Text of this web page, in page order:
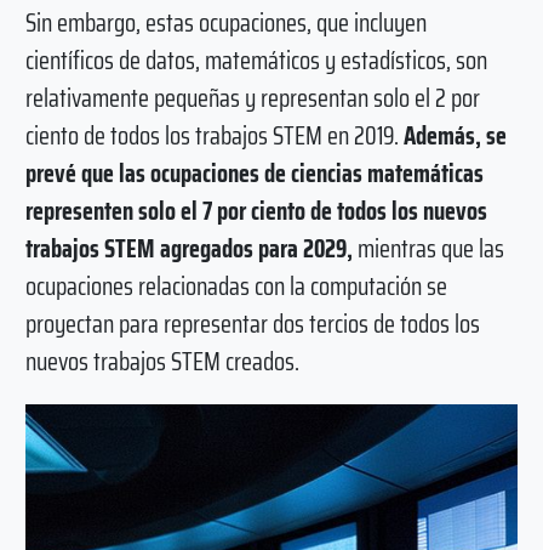
Sin embargo, estas ocupaciones, que incluyen
científicos de datos, matemáticos y estadísticos, son
relativamente pequeñas y representan solo el 2 por
ciento de todos los trabajos STEM en 2019.Además, se
prevé que las ocupaciones de ciencias matemáticas
representen solo el 7 por ciento de todos los nuevos
trabajos STEM agregados para 2029,mientras que las
ocupaciones relacionadas con la computación se
proyectan para representar dos tercios de todos los
nuevos trabajos STEM creados.